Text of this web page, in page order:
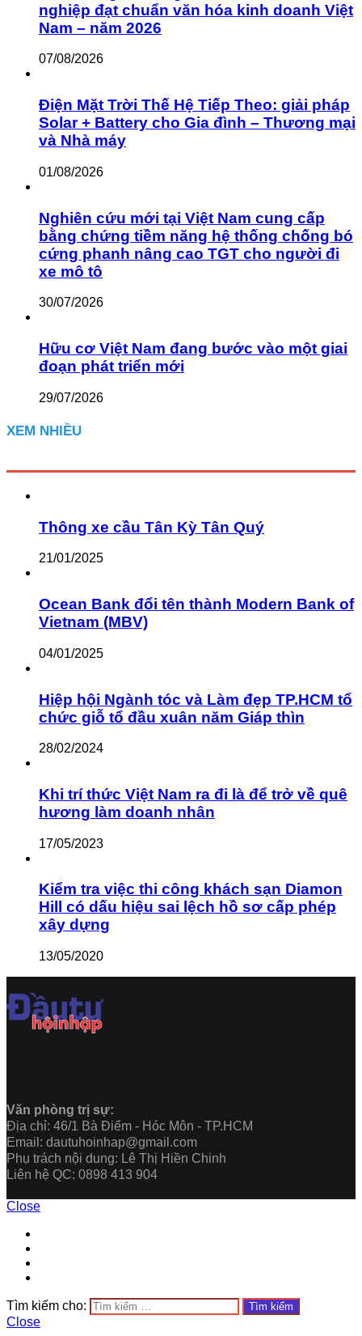
nghiệp đạt chuẩn văn hóa kinh doanh Việt
Nam – năm 2026
07/08/2026
Điện Mặt Trời Thế Hệ Tiếp Theo: giải pháp
Solar + Battery cho Gia đình – Thương mại
và Nhà máy
01/08/2026
Nghiên cứu mới tại Việt Nam cung cấp
bằng chứng tiềm năng hệ thống chống bó
cứng phanh nâng cao TGT cho người đi
xe mô tô
30/07/2026
Hữu cơ Việt Nam đang bước vào một giai
đoạn phát triển mới
29/07/2026
XEM NHIỀU
Thông xe cầu Tân Kỳ Tân Quý
21/01/2025
Ocean Bank đổi tên thành Modern Bank of
Vietnam (MBV)
04/01/2025
Hiệp hội Ngành tóc và Làm đẹp TP.HCM tổ
chức giỗ tổ đầu xuân năm Giáp thìn
28/02/2024
Khi trí thức Việt Nam ra đi là để trở về quê
hương làm doanh nhân
17/05/2023
Kiểm tra việc thi công khách sạn Diamon
Hill có dấu hiệu sai lệch hồ sơ cấp phép
xây dựng
13/05/2020
Văn phòng trị sự:
Địa chỉ: 46/1 Bà Điểm - Hóc Môn - TP.HCM
Email: dautuhoinhap@gmail.com
Phụ trách nội dung: Lê Thị Hiền Chinh
Liên hệ QC: 0898 413 904
Close
Tìm kiếm cho:
Close